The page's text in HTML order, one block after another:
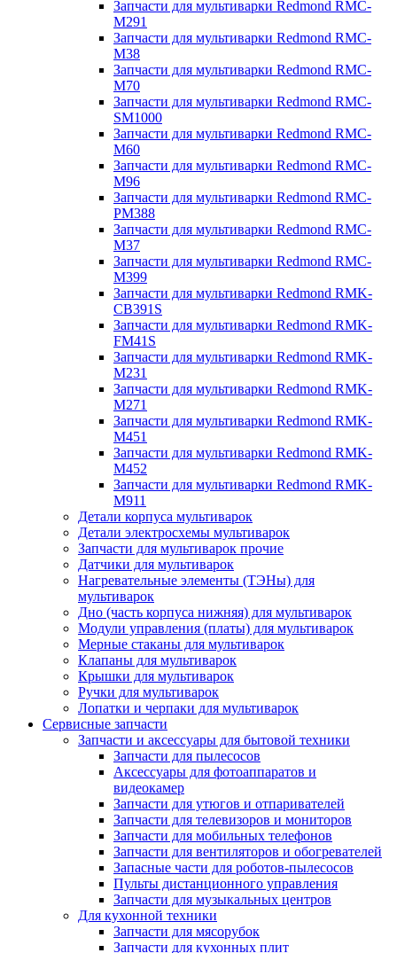
Запчасти для мультиварки Redmond RMC-
M291
Запчасти для мультиварки Redmond RMC-
M38
Запчасти для мультиварки Redmond RMC-
M70
Запчасти для мультиварки Redmond RMC-
SM1000
Запчасти для мультиварки Redmond RMC-
M60
Запчасти для мультиварки Redmond RMC-
M96
Запчасти для мультиварки Redmond RMC-
PM388
Запчасти для мультиварки Redmond RMC-
M37
Запчасти для мультиварки Redmond RMC-
M399
Запчасти для мультиварки Redmond RMK-
CB391S
Запчасти для мультиварки Redmond RMK-
FM41S
Запчасти для мультиварки Redmond RMK-
M231
Запчасти для мультиварки Redmond RMK-
M271
Запчасти для мультиварки Redmond RMK-
M451
Запчасти для мультиварки Redmond RMK-
M452
Запчасти для мультиварки Redmond RMK-
M911
Детали корпуса мультиварок
Детали электросхемы мультиварок
Запчасти для мультиварок прочие
Датчики для мультиварок
Нагревательные элементы (ТЭНы) для
мультиварок
Дно (часть корпуса нижняя) для мультиварок
Модули управления (платы) для мультиварок
Мерные стаканы для мультиварок
Клапаны для мультиварок
Крышки для мультиварок
Ручки для мультиварок
Лопатки и черпаки для мультиварок
Сервисные запчасти
Запчасти и аксессуары для бытовой техники
Запчасти для пылесосов
Аксессуары для фотоаппаратов и
видеокамер
Запчасти для утюгов и отпаривателей
Запчасти для телевизоров и мониторов
Запчасти для мобильных телефонов
Запчасти для вентиляторов и обогревателей
Запасные части для роботов-пылесосов
Пульты дистанционного управления
Запчасти для музыкальных центров
Для кухонной техники
Запчасти для мясорубок
Запчасти для кухонных плит